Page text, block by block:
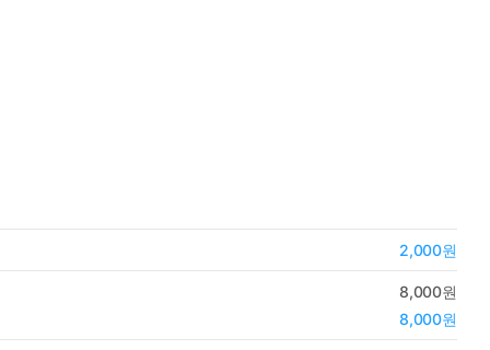
2,000원
8,000원
8,000원